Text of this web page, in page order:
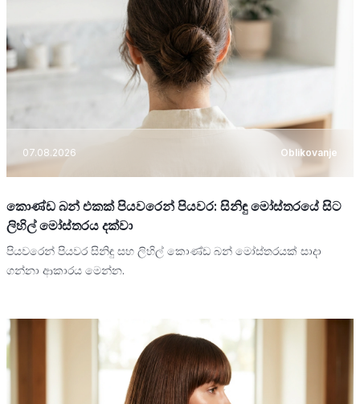
07.08.2026 Oblikovanje
කොණ්ඩ බන් එකක් පියවරෙන් පියවර: සිනිඳු මෝස්තරයේ සිට
ලිහිල් මෝස්තරය දක්වා
පියවරෙන් පියවර සිනිඳු සහ ලිහිල් කොණ්ඩ බන් මෝස්තරයක් සාදා
ගන්නා ආකාරය මෙන්න.